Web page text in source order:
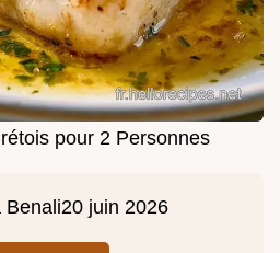
pour 2 Personnes
Benali20 juin 2026